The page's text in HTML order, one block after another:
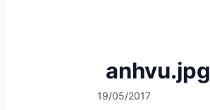
anhvu.jpg
19/05/2017